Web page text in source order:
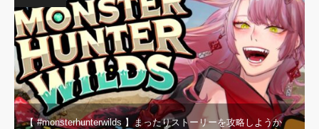
【 #monsterhunterwilds 】まったりストーリーを攻略しようか